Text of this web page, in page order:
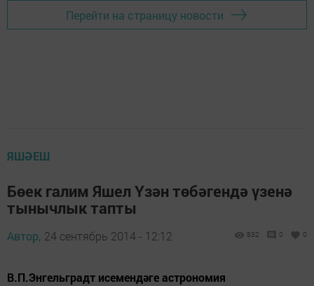
Перейти на страницу новости
ЯШӘЕШ
Бөек галим Яшел Үзән төбәгендә үзенә
тынычлык тапты
Автор, 24 сентябрь 2014 - 12:12 832 0 0
В.П.Энгельградт исемендәге астрономия